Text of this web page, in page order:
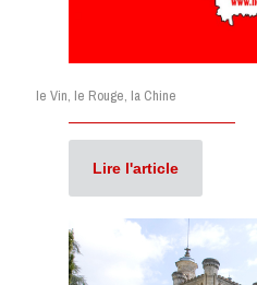
le Vin, le Rouge, la Chine
Lire l'article